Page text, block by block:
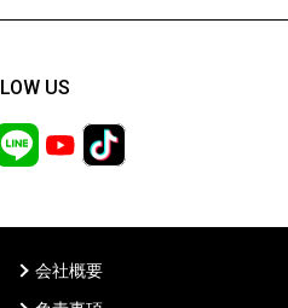
会社概要
US